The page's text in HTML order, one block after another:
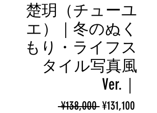
楚玥（チューユ
エ）｜冬のぬく
もり・ライフス
タイル写真風
Ver.｜
¥138,000 ราคา
¥131,100